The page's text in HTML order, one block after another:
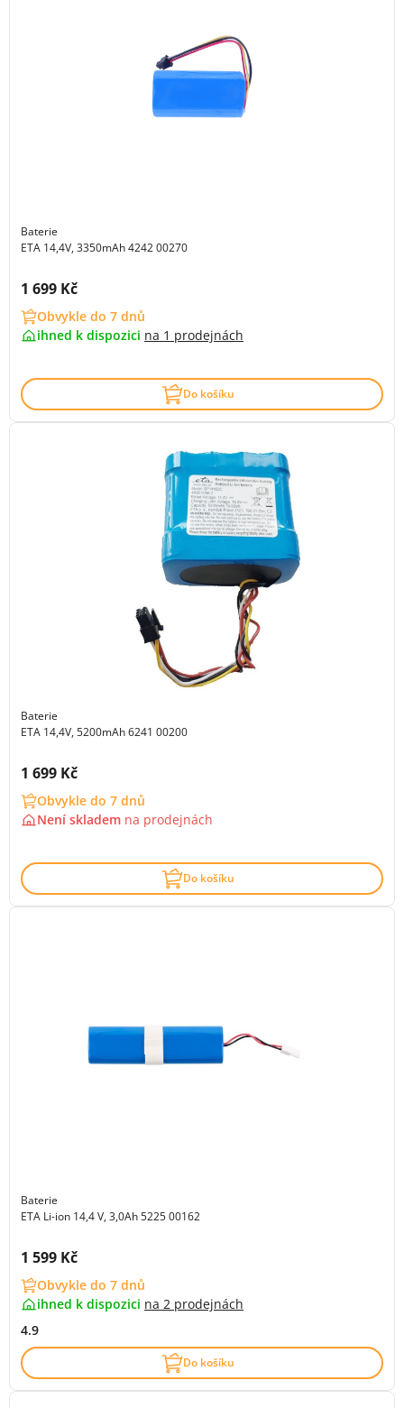
Baterie
ETA 14,4V, 3350mAh 4242 00270
Cena s DPH:
1 699 Kč
Obvykle do 7 dnů
ihned k dispozici na 1 prodejnách
Do košíku
Baterie
ETA 14,4V, 5200mAh 6241 00200
Cena s DPH:
1 699 Kč
Obvykle do 7 dnů
Není skladem na prodejnách
Do košíku
Baterie
ETA Li-ion 14,4 V, 3,0Ah 5225 00162
Cena s DPH:
1 599 Kč
Obvykle do 7 dnů
ihned k dispozici na 2 prodejnách
4.9
Do košíku